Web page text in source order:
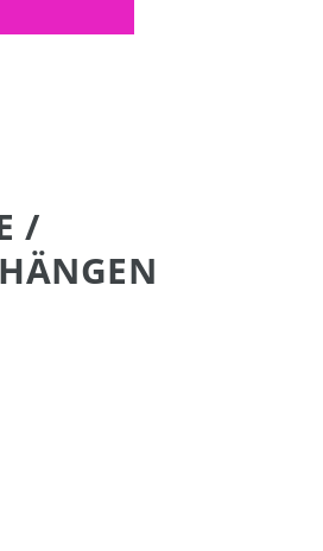
/